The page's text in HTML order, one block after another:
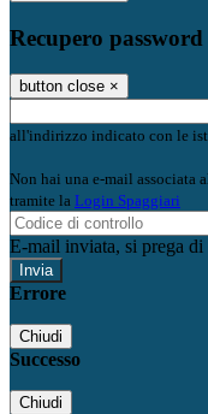
Recupero password
button close ×
all'indirizzo indicato con le
Non hai una e-mail associata
tramite la Login Spaggiari
E-mail inviata, si prega di
Errore
Chiudi
Successo
Chiudi